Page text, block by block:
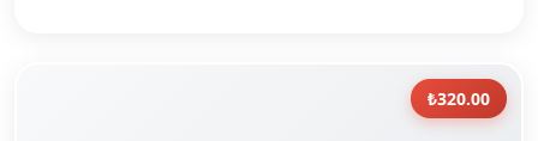
₺320.00